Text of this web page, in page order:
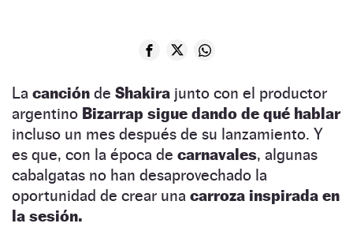
La canción de Shakira junto con el productor
argentino Bizarrap sigue dando de qué hablar
incluso un mes después de su lanzamiento. Y
es que, con la época de carnavales, algunas
cabalgatas no han desaprovechado la
oportunidad de crear una carroza inspirada en
la sesión.